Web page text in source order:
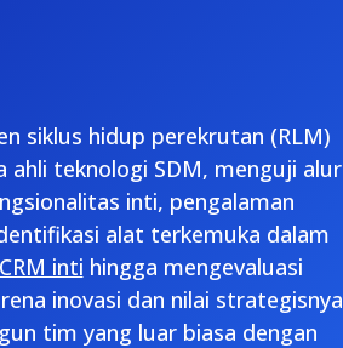
siklus hidup perekrutan (RLM)
ahli teknologi SDM, menguji alur
inti, pengalaman
alat terkemuka dalam
inti hingga mengevaluasi
inovasi dan nilai strategisnya
tim yang luar biasa dengan